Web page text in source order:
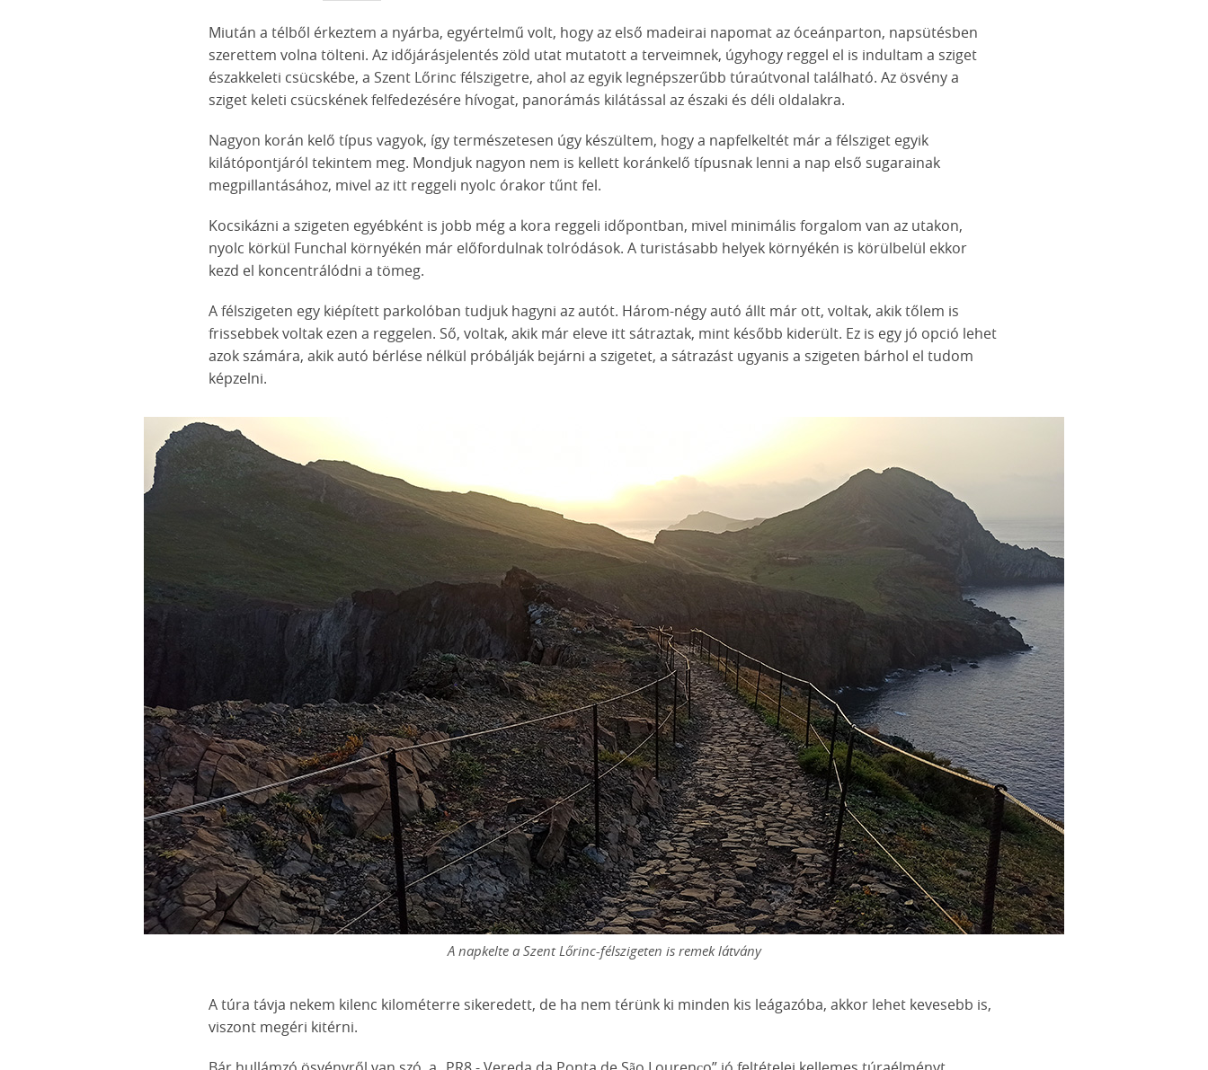
Miután a télből érkeztem a nyárba, egyértelmű volt, hogy az első madeirai napomat az óceánparton, napsütésben
szerettem volna tölteni. Az időjárásjelentés zöld utat mutatott a terveimnek, úgyhogy reggel el is indultam a sziget
északkeleti csücskébe, a Szent Lőrinc félszigetre, ahol az egyik legnépszerűbb túraútvonal található. Az ösvény a
sziget keleti csücskének felfedezésére hívogat, panorámás kilátással az északi és déli oldalakra.
Nagyon korán kelő típus vagyok, így természetesen úgy készültem, hogy a napfelkeltét már a félsziget egyik
kilátópontjáról tekintem meg. Mondjuk nagyon nem is kellett koránkelő típusnak lenni a nap első sugarainak
megpillantásához, mivel az itt reggeli nyolc órakor tűnt fel.
Kocsikázni a szigeten egyébként is jobb még a kora reggeli időpontban, mivel minimális forgalom van az utakon,
nyolc körkül Funchal környékén már előfordulnak tolródások. A turistásabb helyek környékén is körülbelül ekkor
kezd el koncentrálódni a tömeg.
A félszigeten egy kiépített parkolóban tudjuk hagyni az autót. Három-négy autó állt már ott, voltak, akik tőlem is
frissebbek voltak ezen a reggelen. Ső, voltak, akik már eleve itt sátraztak, mint később kiderült. Ez is egy jó opció lehet
azok számára, akik autó bérlése nélkül próbálják bejárni a szigetet, a sátrazást ugyanis a szigeten bárhol el tudom
képzelni.
A napkelte a Szent Lőrinc-félszigeten is remek látvány
A túra távja nekem kilenc kilométerre sikeredett, de ha nem térünk ki minden kis leágazóba, akkor lehet kevesebb is,
viszont megéri kitérni.